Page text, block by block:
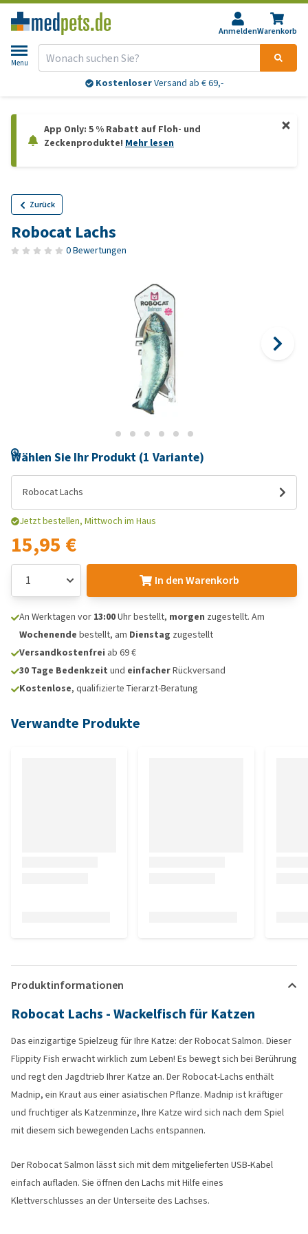
AnmeldenWarenkorb
Menu
KostenloserVersand ab € 69,-
App Only: 5 % Rabatt auf Floh- und
Zeckenprodukte! Mehr lesen
Zurück
Robocat Lachs
0 Bewertungen
Wählen Sie Ihr Produkt (1 Variante)
Robocat Lachs
Jetzt bestellen, Mittwoch im Haus
15,95 €
In den Warenkorb
An Werktagen vor 13:00Uhr bestellt, morgen zugestellt. Am
Wochenende bestellt, am Dienstag zugestellt
Versandkostenfrei ab 69 €
30 Tage Bedenkzeit und einfacherRückversand
Kostenlose, qualifizierte Tierarzt-Beratung
Verwandte Produkte
Produktinformationen
Robocat Lachs - Wackelfisch für Katzen
Das einzigartige Spielzeug für Ihre Katze: der Robocat Salmon. Dieser
Flippity Fish erwacht wirklich zum Leben! Es bewegt sich bei Berührung
und regt den Jagdtrieb Ihrer Katze an. Der Robocat-Lachs enthält
Madnip, ein Kraut aus einer asiatischen Pflanze. Madnip ist kräftiger
und fruchtiger als Katzenminze, Ihre Katze wird sich nach dem Spiel
mit diesem sich bewegenden Lachs entspannen.
Der Robocat Salmon lässt sich mit dem mitgelieferten USB-Kabel
einfach aufladen. Sie öffnen den Lachs mit Hilfe eines
Klettverschlusses an der Unterseite des Lachses.